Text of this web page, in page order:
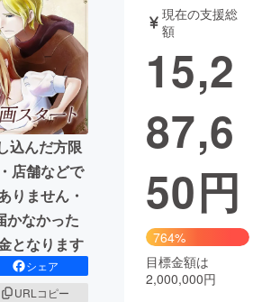
写真 音楽
ジー・ガジェット ゲーム・
画
・起業 チャレンジ
り・地域活性化
Social Good CAMPFIRE Creation
るさと納税
コミュニティ
込んだ方限
店舗などで
りません・
かなかった
となります
シェア
URLコピー
現在の支援総
額
15,2
87,6
50円
764%
目標金額は
2,000,000円